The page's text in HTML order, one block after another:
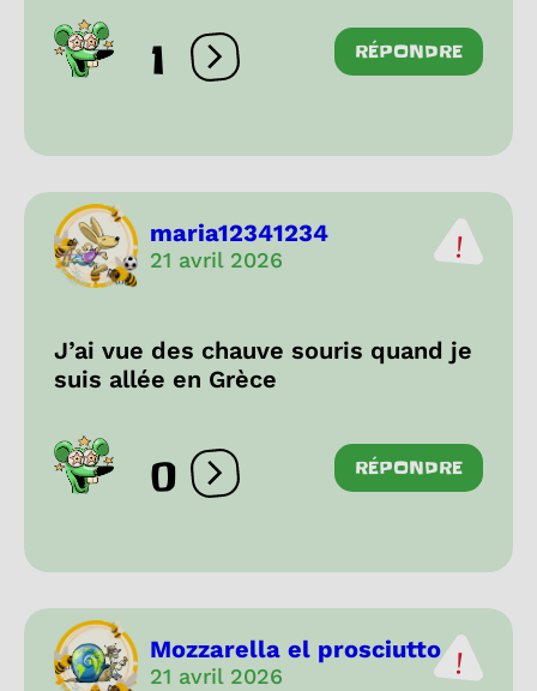
1 Ouvrir les réactions
RÉPONDRE
maria12341234
21 avril 2026
J’ai vue des chauve souris quand je
suis allée en Grèce
0 Ouvrir les réactions
RÉPONDRE
Mozzarella el prosciutto
21 avril 2026